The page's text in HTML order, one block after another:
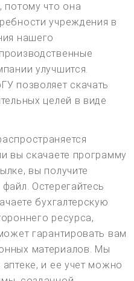
потому что она
учреждения в
нашего
улучшится.
позволяет скачать
целей в виде
вы скачаете программу
вы получите
Остерегайтесь
бухгалтерскую
ресурса,
гарантировать вам
материалов. Мы
и ее учет можно